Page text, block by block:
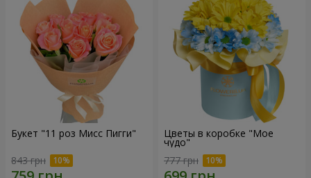
Букет "11 роз Мисс Пигги"
843 грн
Цветы в коробке "Мое
чудо"
777 грн